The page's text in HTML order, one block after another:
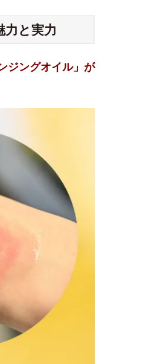
と実力
ジングオイル」が